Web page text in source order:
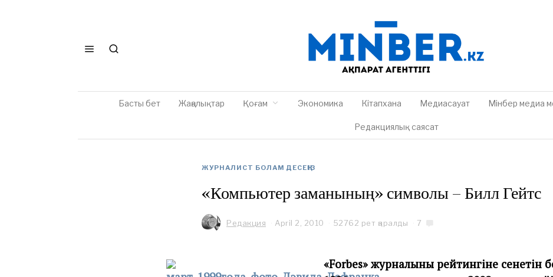
Басты бет Жаңалықтар Қоғам Экономика Кітапхана Медиасауат Мінбер медиа
Редакциялық саясат
ЖУРНАЛИСТ БОЛАМ ДЕСЕҢІЗ
«Компьютер заманының» символы – Билл Гейтс
Редакция April 2, 2010
b
52762 рет қаралды 7
«Forbes» журналының рейтингіне сенетін